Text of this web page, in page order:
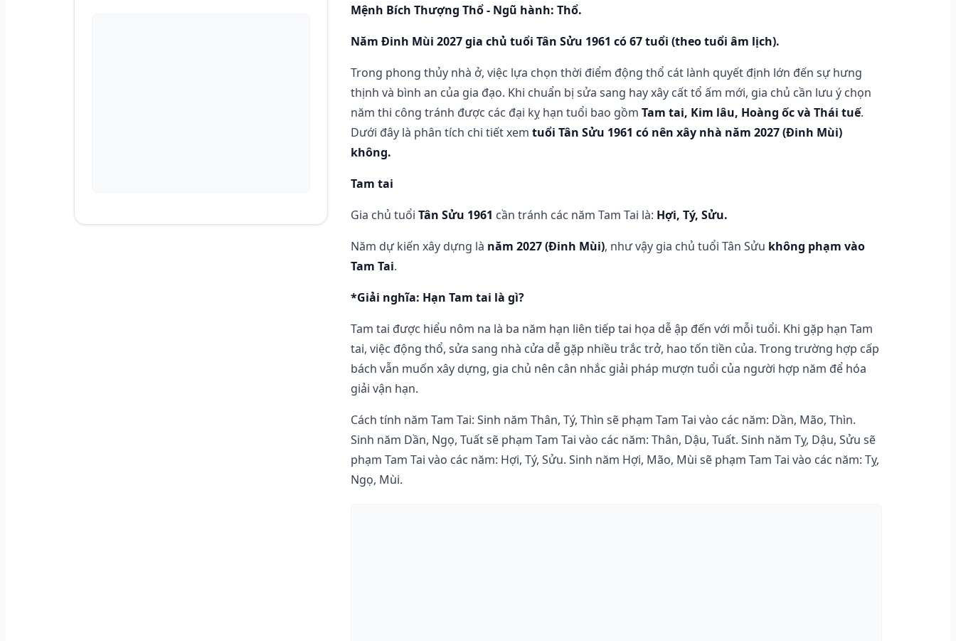
Mệnh Bích Thượng Thổ - Ngũ hành: Thổ.
Năm Đinh Mùi 2027 gia chủ tuổi Tân Sửu 1961 có 67 tuổi (theo tuổi âm lịch).
Trong phong thủy nhà ở, việc lựa chọn thời điểm động thổ cát lành quyết định lớn đến sự hưng
thịnh và bình an của gia đạo. Khi chuẩn bị sửa sang hay xây cất tổ ấm mới, gia chủ cần lưu ý chọn
năm thi công tránh được các đại kỵ hạn tuổi bao gồmTam tai, Kim lâu, Hoàng ốc và Thái tuế.
Dưới đây là phân tích chi tiết xemtuổi Tân Sửu 1961 có nên xây nhà năm 2027 (Đinh Mùi)
không.
Tam tai
Gia chủ tuổiTân Sửu 1961 cần tránh các năm Tam Tai là: Hợi, Tý, Sửu.
Năm dự kiến xây dựng là năm 2027 (Đinh Mùi), như vậy gia chủ tuổi Tân Sửu không phạm vào
Tam Tai.
*Giải nghĩa: Hạn Tam tai là gì?
Tam tai được hiểu nôm na là ba năm hạn liên tiếp tai họa dễ ập đến với mỗi tuổi. Khi gặp hạn Tam
tai, việc động thổ, sửa sang nhà cửa dễ gặp nhiều trắc trở, hao tốn tiền của. Trong trường hợp cấp
bách vẫn muốn xây dựng, gia chủ nên cân nhắc giải pháp mượn tuổi của người hợp năm để hóa
giải vận hạn.
Cách tính năm Tam Tai: Sinh năm Thân, Tý, Thìn sẽ phạm Tam Tai vào các năm: Dần, Mão, Thìn.
Sinh năm Dần, Ngọ, Tuất sẽ phạm Tam Tai vào các năm: Thân, Dậu, Tuất. Sinh năm Tỵ, Dậu, Sửu sẽ
phạm Tam Tai vào các năm: Hợi, Tý, Sửu. Sinh năm Hợi, Mão, Mùi sẽ phạm Tam Tai vào các năm: Tỵ,
Ngọ, Mùi.